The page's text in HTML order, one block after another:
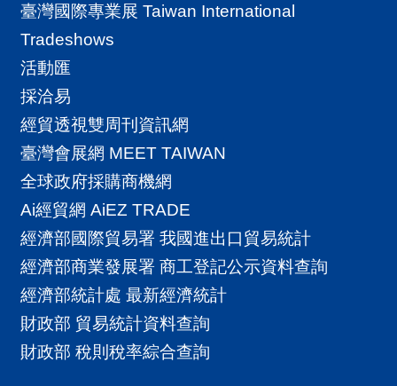
臺灣國際專業展 Taiwan International
Tradeshows
活動匯
採洽易
經貿透視雙周刊資訊網
臺灣會展網 MEET TAIWAN
全球政府採購商機網
Ai經貿網 AiEZ TRADE
經濟部國際貿易署 我國進出口貿易統計
經濟部商業發展署 商工登記公示資料查詢
經濟部統計處 最新經濟統計
財政部 貿易統計資料查詢
財政部 稅則稅率綜合查詢